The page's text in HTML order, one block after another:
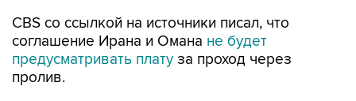
CBS со ссылкой на источники писал, что
соглашение Ирана и Омана не будет
предусматривать плату за проход через
пролив.